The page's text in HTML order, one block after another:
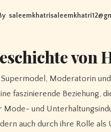
von
faszinierende Beziehung,
und
auch durch ihre Rolle als